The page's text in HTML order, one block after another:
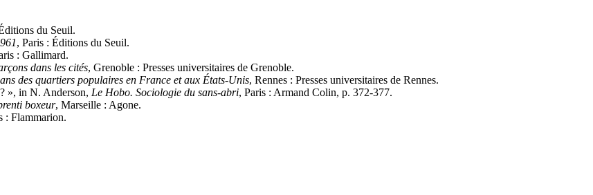
du Seuil.
, Paris : Éditions du Seuil.
: Gallimard.
dans les cités, Grenoble : Presses universitaires de Grenoble.
des quartiers populaires en France et aux États-Unis, Rennes : Presses universitaires de Rennes.
», in N. Anderson, Le Hobo. Sociologie du sans-abri, Paris : Armand Colin, p. 372-377.
boxeur, Marseille : Agone.
: Flammarion.